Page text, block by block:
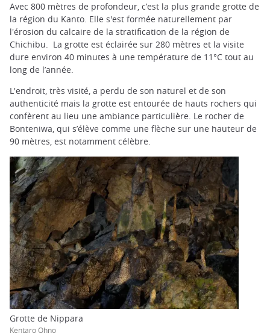
Avec 800 mètres de profondeur, c’est la plus grande grotte de
la région du Kanto. Elle s'est formée naturellement par
l'érosion du calcaire de la stratification de la région de
Chichibu. La grotte est éclairée sur 280 mètres et la visite
dure environ 40 minutes à une température de 11°C tout au
long de l’année.
L'endroit, très visité, a perdu de son naturel et de son
authenticité mais la grotte est entourée de hauts rochers qui
confèrent au lieu une ambiance particulière. Le rocher de
Bonteniwa, qui s’élève comme une flèche sur une hauteur de
90 mètres, est notamment célèbre.
Grotte de Nippara
Kentaro Ohno